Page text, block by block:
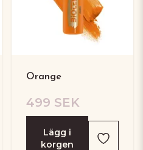
Orange
499 SEK
Lägg i
korgen